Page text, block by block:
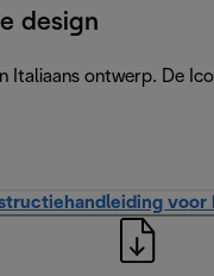
design
Italiaans ontwerp. De
voor